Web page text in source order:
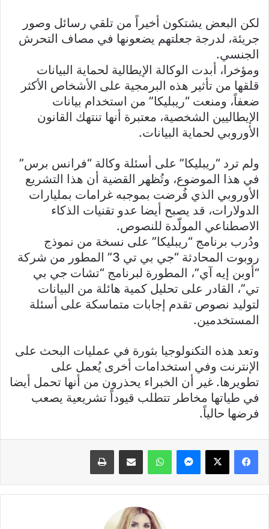
لكن البعض يشتكون أخيراً من تلقي رسائل وصور
جريئة، لدرجة جعلتهم يضعونها في مصاف التحرش
الجنسي.
ومؤخرا، أبدت الوكالة الإيطالية لحماية البيانات
قلقها من تأثير هذه البرمجية على الأشخاص الأكثر
ضعفاً، ومنعت “ريبليكا” من استخدام بيانات
الإيطاليين الشخصية، معتبرة أنها تنتهك القانون
الأوروبي لحماية البيانات.
ولم ترد “ريبليكا” على أسئلة وكالة “فرانس برس”
في هذا الموضوع، وتُظهر القضية أن هذا التشريع
الأوروبي الذي فُرضت بموجبه غرامات بمليارات
الدولارات، قد يصبح أيضا عدو تقنيات الذكاء
الاصطناعي المولّدة للنصوص.
ودُرب برنامج “ريبليكا” على نسخة من نموذج
روبوت المحادثة “جي بي تي 3” المطور من شركة
“أوبن إيه آي”، المطورة لبرنامج “تشات جي بي
تي”، القادر على تحليل كمية هائلة من البيانات
لتوليد نصوص تقدم إجابات متماسكة على أسئلة
المستخدمين.
وتعد هذه التكنولوجيا بثورة في عمليات البحث على
الإنترنت وفي استخدامات أخرى يُعمل على
تطويرها. غير أن الخبراء يحذرون من أنها تحمل أيضا
في طياتها مخاطر تتطلب قيوداً تشريعية يصعب
فرضها حالياً.
فيسبوك X ماسنجر واتساب مشاركة عبر البريد طباعة